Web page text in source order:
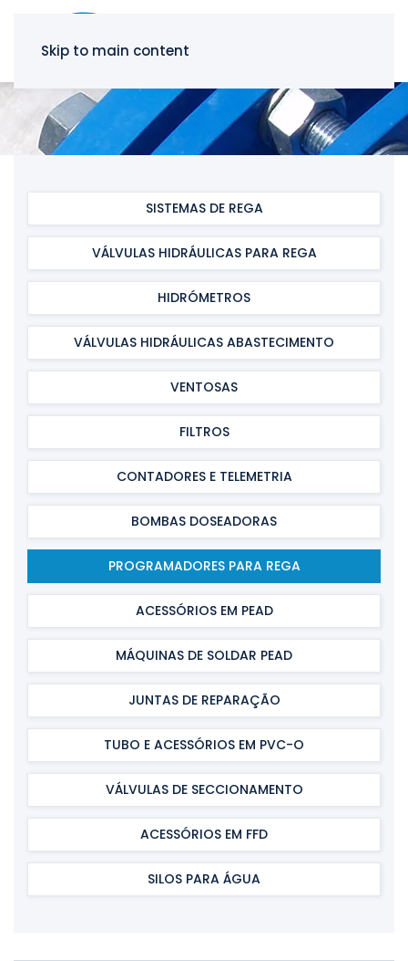
Skip to main content
SISTEMAS DE REGA
VÁLVULAS HIDRÁULICAS PARA REGA
HIDRÓMETROS
VÁLVULAS HIDRÁULICAS ABASTECIMENTO
VENTOSAS
FILTROS
CONTADORES E TELEMETRIA
BOMBAS DOSEADORAS
PROGRAMADORES PARA REGA
ACESSÓRIOS EM PEAD
MÁQUINAS DE SOLDAR PEAD
JUNTAS DE REPARAÇÃO
TUBO E ACESSÓRIOS EM PVC-O
VÁLVULAS DE SECCIONAMENTO
ACESSÓRIOS EM FFD
SILOS PARA ÁGUA